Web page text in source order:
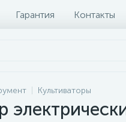
Гарантия Контакты
Культиваторы